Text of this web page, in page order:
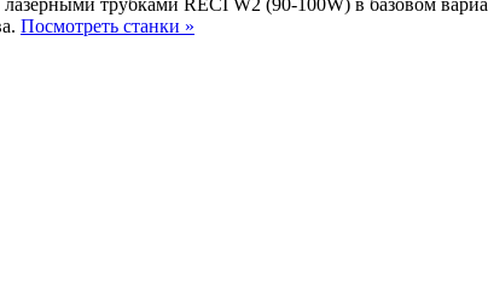
лазерными трубками RECI W2 (90-100W) в базовом
Посмотреть станки »